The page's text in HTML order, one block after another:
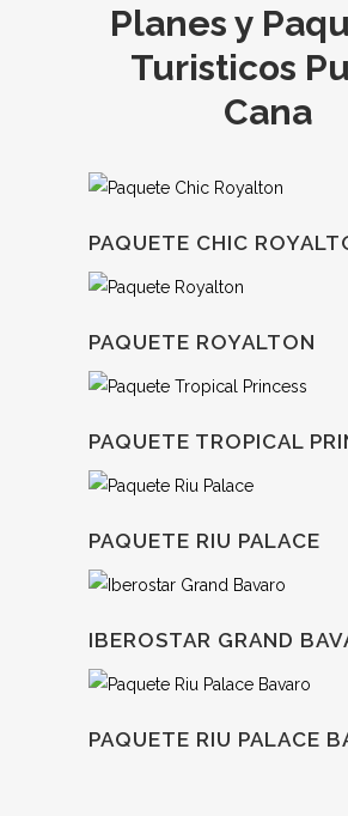
Planes y
Turisticos
Cana
PAQUETE CHIC
PAQUETE ROYALTON
PAQUETE TROPICAL
PAQUETE RIU PALACE
IBEROSTAR GRAND
PAQUETE RIU PALACE